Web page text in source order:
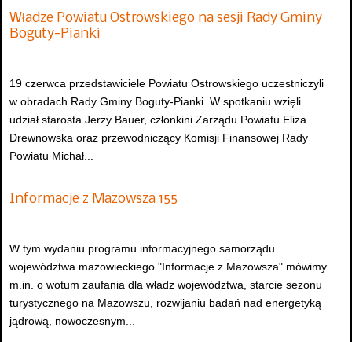
Władze Powiatu Ostrowskiego na sesji Rady Gminy
Boguty-Pianki
19 czerwca przedstawiciele Powiatu Ostrowskiego uczestniczyli
w obradach Rady Gminy Boguty-Pianki. W spotkaniu wzięli
udział starosta Jerzy Bauer, członkini Zarządu Powiatu Eliza
Drewnowska oraz przewodniczący Komisji Finansowej Rady
Powiatu Michał...
Informacje z Mazowsza 155
W tym wydaniu programu informacyjnego samorządu
województwa mazowieckiego "Informacje z Mazowsza" mówimy
m.in. o wotum zaufania dla władz województwa, starcie sezonu
turystycznego na Mazowszu, rozwijaniu badań nad energetyką
jądrową, nowoczesnym...